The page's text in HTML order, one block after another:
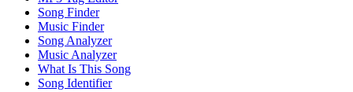
Song Finder
Music Finder
Song Analyzer
Music Analyzer
What Is This Song
Song Identifier